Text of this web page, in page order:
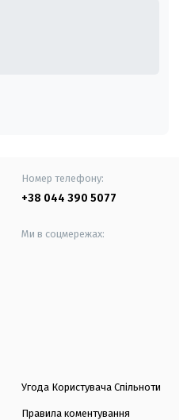
Номер телефону:
+38 044 390 5077
Ми в соцмережах:
Угода Користувача Спільноти
Правила коментування